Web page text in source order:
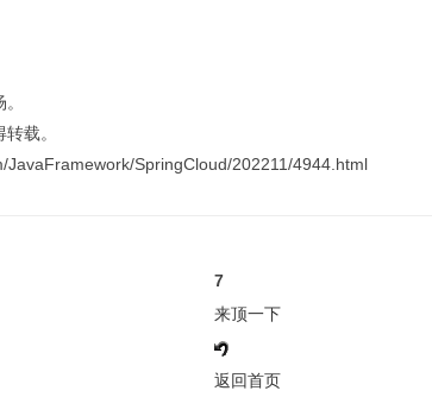
载。
JavaFramework/SpringCloud/202211/4944.html
7
来顶一下
返回首页